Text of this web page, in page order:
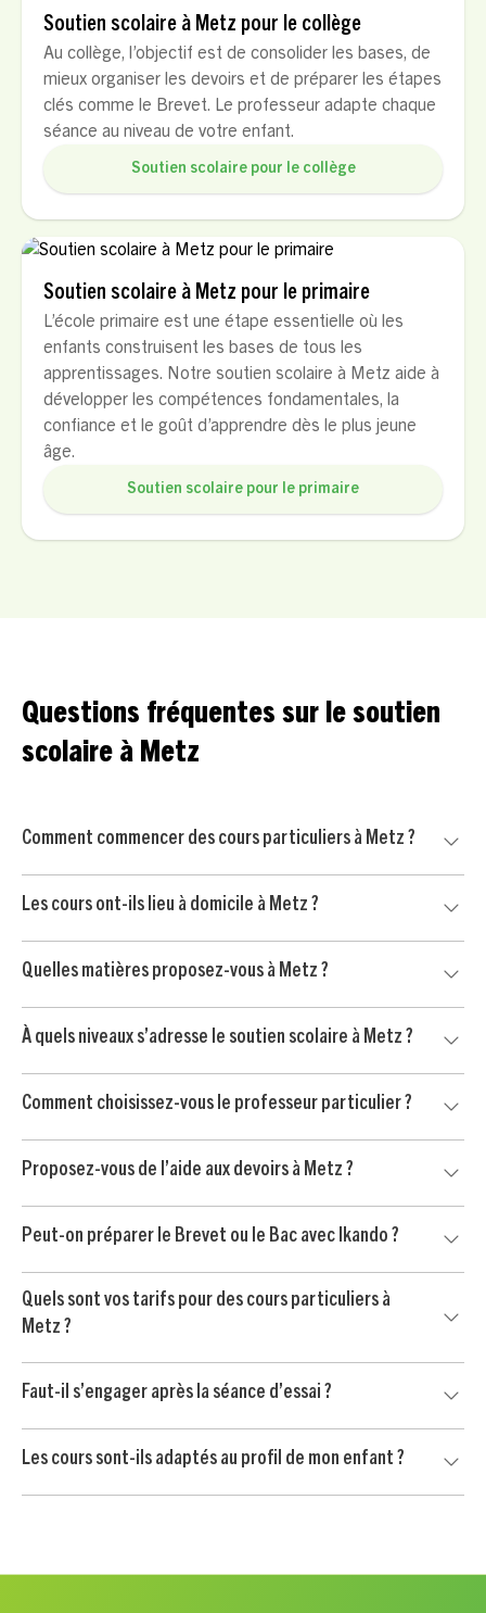
Soutien scolaire à Metz pour le collège
Au collège, l’objectif est de consolider les bases, de
mieux organiser les devoirs et de préparer les étapes
clés comme le Brevet. Le professeur adapte chaque
séance au niveau de votre enfant.
Soutien scolaire pour le collège
Soutien scolaire à Metz pour le primaire
L’école primaire est une étape essentielle où les
enfants construisent les bases de tous les
apprentissages. Notre soutien scolaire à Metz aide à
développer les compétences fondamentales, la
confiance et le goût d’apprendre dès le plus jeune
âge.
Soutien scolaire pour le primaire
Questions fréquentes sur le soutien
scolaire à Metz
Comment commencer des cours particuliers à Metz ?
avec un conseiller pédagogique. Nous mettons ensuite
votre enfant en relation avec un professeur particulier
soigneusement sélectionné à Metz, puis vous commencez
Les cours ont-ils lieu à domicile à Metz ?
Metz et dans les environs, selon vos disponibilités et
l’organisation de votre famille.
Quelles matières proposez-vous à Metz ?
Nous proposons du soutien scolaire dans les matières
principales : mathématiques, français, anglais, physique-
chimie, SVT, histoire-géo, langues et méthodologie.
À quels niveaux s’adresse le soutien scolaire à Metz ?
du collège et du lycée, avec des séances adaptées au
niveau, aux devoirs et aux objectifs de progression.
Comment choisissez-vous le professeur particulier ?
matières prioritaires, sa personnalité et vos contraintes
d’organisation pour trouver le professeur le plus adapté.
Proposez-vous de l’aide aux devoirs à Metz ?
professeur aide votre enfant à mieux comprendre les
consignes, organiser son travail et gagner en autonomie.
Peut-on préparer le Brevet ou le Bac avec Ikando ?
préparation du Brevet, du Bac et des contrôles importants,
avec un travail ciblé sur les méthodes et les matières clés.
Quels sont vos tarifs pour des cours particuliers à
Metz ?
heure après crédit d’impôt immédiat de 50 %, selon les
conditions applicables.
Faut-il s’engager après la séance d’essai ?
engagement. Vous continuez uniquement si le professeur
convient à votre enfant et si l’accompagnement vous
Les cours sont-ils adaptés au profil de mon enfant ?